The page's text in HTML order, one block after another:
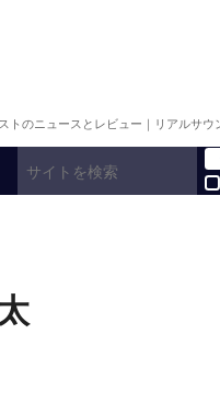
トのニュースとレビュー｜リアルサウ